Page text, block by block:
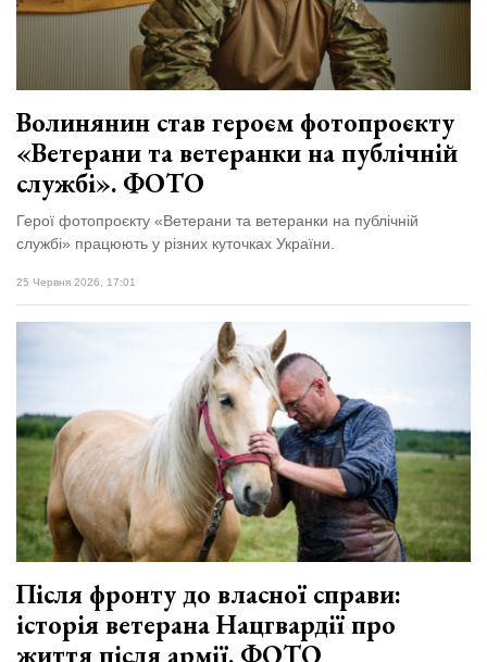
XIX
Спартакіада
VolWe...
29 Липня 2026
575 переглядів
Персона
Лайф
Афіша
Політика конфіденційності
Волинянин став героєм фотопроєкту
«Ветерани та ветеранки на публічній
службі». ФОТО
Герої фотопроєкту «Ветерани та ветеранки на публічній
службі» працюють у різних куточках України.
25 Червня 2026, 17:01
Після фронту до власної справи:
історія ветерана Нацгвардії про
життя після армії. ФОТО